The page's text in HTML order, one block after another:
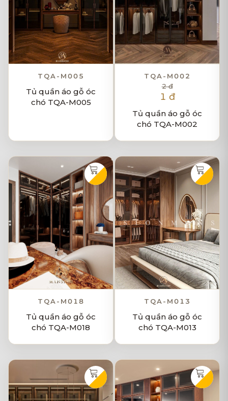
TQA-M005
Tủ quần áo gỗ óc
chó TQA-M005
TQA-M002
2 đ
1 đ
Tủ quần áo gỗ óc
chó TQA-M002
TQA-M018
Tủ quần áo gỗ óc
chó TQA-M018
TQA-M013
Tủ quần áo gỗ óc
chó TQA-M013